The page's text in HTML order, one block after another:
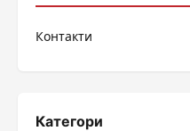
Контакти
Категори